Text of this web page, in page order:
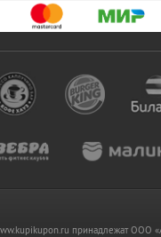
принадлежат